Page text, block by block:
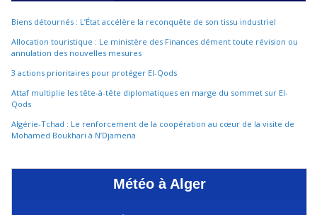
Biens détournés : L’État accélère la reconquête de son tissu industriel
Allocation touristique : Le ministère des Finances dément toute révision ou
annulation des nouvelles mesures
3 actions prioritaires pour protéger El-Qods
Attaf multiplie les tête-à-tête diplomatiques en marge du sommet sur El-
Qods
Algérie-Tchad : Le renforcement de la coopération au cœur de la visite de
Mohamed Boukhari à N’Djamena
Météo à Alger